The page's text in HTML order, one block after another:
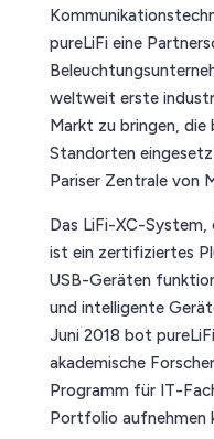
pureLiFi eine
weltweit erste
Markt zu bringen, die
Standorten
Pariser Zentrale von
Das LiFi-XC-
ist ein zertifiziertes
USB-Geräten
und intelligente
Juni 2018 bot
akademische
Programm für IT-
Portfolio aufnehmen